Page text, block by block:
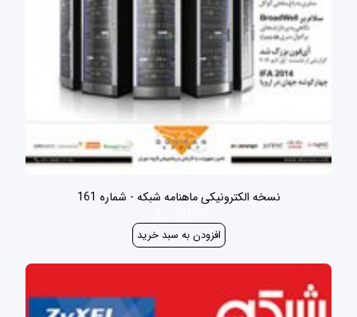
نسخه الکترونیکی ماهنامه شبکه - شماره 161